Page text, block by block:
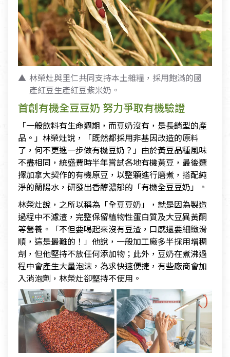
林榮灶與里仁共同支持本土雜糧，採用飽滿的國
產紅豆生產紅豆紫米奶。
首創有機全豆豆奶 努力爭取有機驗證
「一般飲料有生命週期，而豆奶沒有，是長銷型的產
品。」林榮灶說，「既然都採用非基因改造的原料
了，何不更進一步做有機豆奶？」由於黃豆品種風味
不盡相同，統盛費時半年嘗試各地有機黃豆，最後選
擇加拿大契作的有機原豆，以整顆進行磨煮，搭配純
淨的蘭陽水，研發出香醇濃郁的「有機全豆豆奶」。
林榮灶說，之所以稱為「全豆豆奶」，就是因為製造
過程中不濾渣，完整保留植物性蛋白質及大豆異黃酮
等營養。「不但要喝起來沒有豆渣，口感還要細緻滑
順，這是最難的！」他說，一般加工廠多半採用增稠
劑，但他堅持不放任何添加物；此外，豆奶在煮沸過
程中會產生大量泡沫，為求快速便捷，有些廠商會加
入消泡劑，林榮灶卻堅持不使用。